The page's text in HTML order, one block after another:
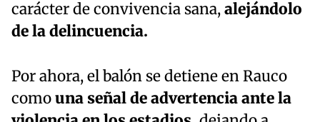
carácter de convivencia sana,alejándolo
de la delincuencia.
Por ahora, el balón se detiene en Rauco
comouna señal de advertencia ante la